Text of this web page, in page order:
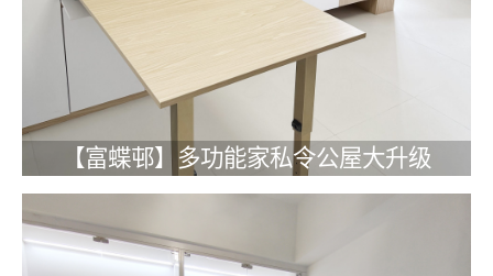
【富蝶邨】多功能家私令公屋大升级